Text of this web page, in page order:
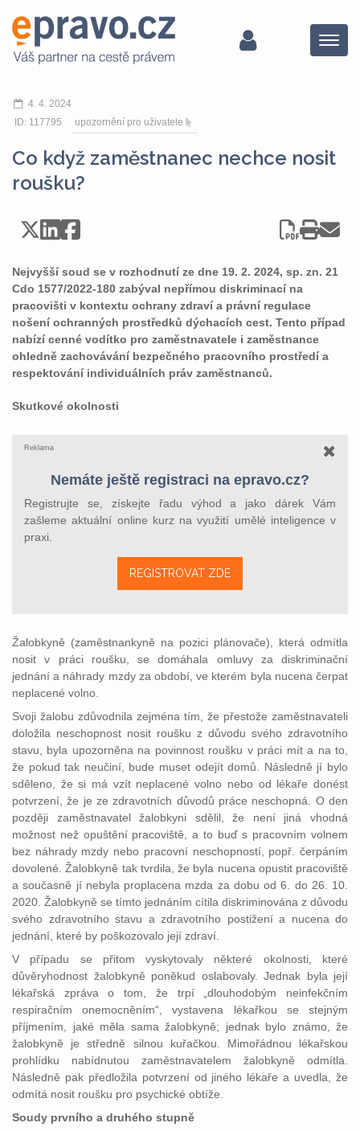
Menu
4. 4. 2024
ID: 117795
upozornění pro uživatele
Co když zaměstnanec nechce nosit
roušku?
Nejvyšší soud se v rozhodnutí ze dne 19. 2. 2024, sp. zn. 21
Cdo 1577/2022-180 zabýval nepřímou diskriminací na
pracovišti v kontextu ochrany zdraví a právní regulace
nošení ochranných prostředků dýchacích cest. Tento případ
nabízí cenné vodítko pro zaměstnavatele i zaměstnance
ohledně zachovávání bezpečného pracovního prostředí a
respektování individuálních práv zaměstnanců.
Skutkové okolnosti
Reklama
Nemáte ještě registraci na epravo.cz?
Registrujte se, získejte řadu výhod a jako dárek Vám
zašleme aktuální online kurz na využití umělé inteligence v
praxi.
REGISTROVAT ZDE
Žalobkyně (zaměstnankyně na pozici plánovače), která odmítla
nosit v práci roušku, se domáhala omluvy za diskriminační
jednání a náhrady mzdy za období, ve kterém byla nucena čerpat
neplacené volno.
Svoji žalobu zdůvodnila zejména tím, že přestože zaměstnavateli
doložila neschopnost nosit roušku z důvodu svého zdravotního
stavu, byla upozorněna na povinnost roušku v práci mít a na to,
že pokud tak neučiní, bude muset odejít domů. Následně jí bylo
sděleno, že si má vzít neplacené volno nebo od lékaře donést
potvrzení, že je ze zdravotních důvodů práce neschopná. O den
později zaměstnavatel žalobkyni sdělil, že není jiná vhodná
možnost než opuštění pracoviště, a to buď s pracovním volnem
bez náhrady mzdy nebo pracovní neschopností, popř. čerpáním
dovolené. Žalobkyně tak tvrdila, že byla nucena opustit pracoviště
a současně jí nebyla proplacena mzda za dobu od 6. do 26. 10.
2020. Žalobkyně se tímto jednáním cítila diskriminována z důvodu
svého zdravotního stavu a zdravotního postižení a nucena do
jednání, které by poškozovalo její zdraví.
V případu se přitom vyskytovaly některé okolnosti, které
důvěryhodnost žalobkyně poněkud oslabovaly. Jednak byla její
lékařská zpráva o tom, že trpí „dlouhodobým neinfekčním
respiračním onemocněním“, vystavena lékařkou se stejným
příjmením, jaké měla sama žalobkyně; jednak bylo známo, že
žalobkyně je středně silnou kuřačkou. Mimořádnou lékařskou
prohlídku nabídnutou zaměstnavatelem žalobkyně odmítla.
Následně pak předložila potvrzení od jiného lékaře a uvedla, že
odmítá nosit roušku pro psychické obtíže.
Soudy prvního a druhého stupně